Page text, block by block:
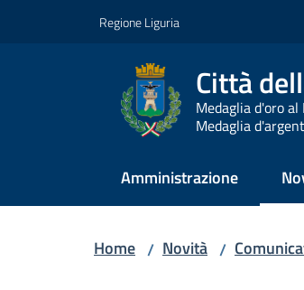
Regione Liguria
Città
Medaglia d'oro
Medaglia
Amministrazione
Home / Novità /